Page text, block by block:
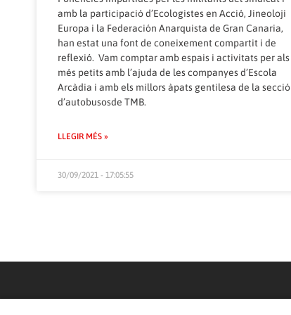
amb la participació d’Ecologistes en Acció, Jineoloji
Europa i la Federación Anarquista de Gran Canaria,
han estat una font de coneixement compartit i de
reflexió. Vam comptar amb espais i activitats per als
més petits amb l’ajuda de les companyes d’Escola
Arcàdia i amb els millors àpats gentilesa de la secció
d’autobusosde TMB.
LLEGIR MÉS »
30/09/2021 - 17:05:55